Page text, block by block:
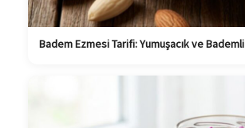
Badem Ezmesi Tarifi: Yumuşacık ve Bademli